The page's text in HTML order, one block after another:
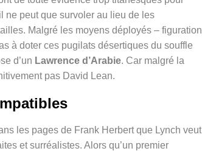
ne peut que survoler au lieu de les
Malgré les moyens déployés – figuration
à doter ces pugilats désertiques du souffle
d’un Lawrence d’Arabie. Car malgré la
pas David Lean.
les pages de Frank Herbert que Lynch veut
et surréalistes. Alors qu’un premier